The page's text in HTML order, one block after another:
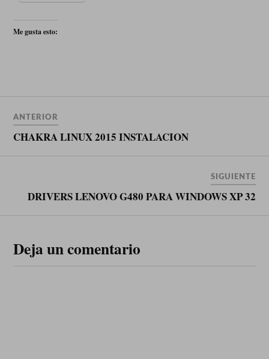
Me gusta esto:
ANTERIOR
CHAKRA LINUX 2015 INSTALACION
SIGUIENTE
DRIVERS LENOVO G480 PARA WINDOWS XP 32
Deja un comentario